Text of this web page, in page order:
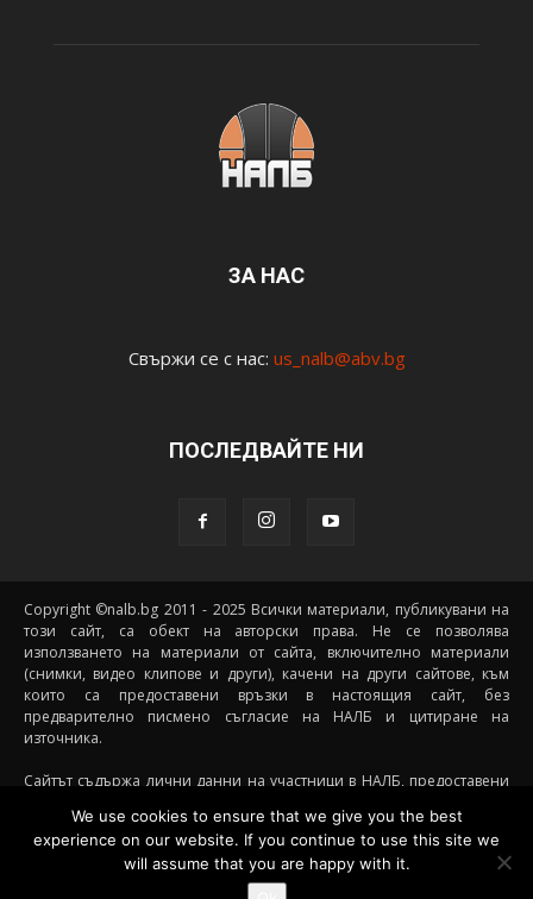
ЗА НАС
Свържи се с нас: us_nalb@abv.bg
ПОСЛЕДВАЙТЕ НИ
Copyright ©nalb.bg 2011 - 2025 Всички материали, публикувани на
този сайт, са обект на авторски права. Не се позволява
използването на материали от сайта, включително материали
(снимки, видео клипове и други), качени на други сайтове, към
които са предоставени връзки в настоящия сайт, без
предварително писмено съгласие на НАЛБ и цитиране на
източника.
Сайтът съдържа лични данни на участници в НАЛБ, предоставени
случай че става дума за непълнолетни участници) посредством
подписани декларации за участие, съгласявайки се данните им да
бъдат съхранявани и обработвани от НАЛБ. При желание от
страна на участник данните му да бъдат премахнати от сайта е
We use cookies to ensure that we give you the best
experience on our website. If you continue to use this site we
will assume that you are happy with it.